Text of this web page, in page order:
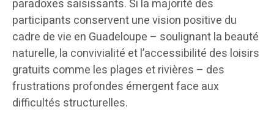
paradoxes saisissants. Si la majorité des
participants conservent une vision positive du
cadre de vie en Guadeloupe – soulignant la beauté
naturelle, la convivialité et l’accessibilité des loisirs
gratuits comme les plages et rivières – des
frustrations profondes émergent face aux
difficultés structurelles.